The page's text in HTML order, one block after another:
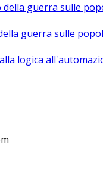
guerra sulle
guerra sulle
logica